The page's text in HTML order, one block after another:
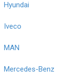
Hyundai
Iveco
MAN
Mercedes-Benz